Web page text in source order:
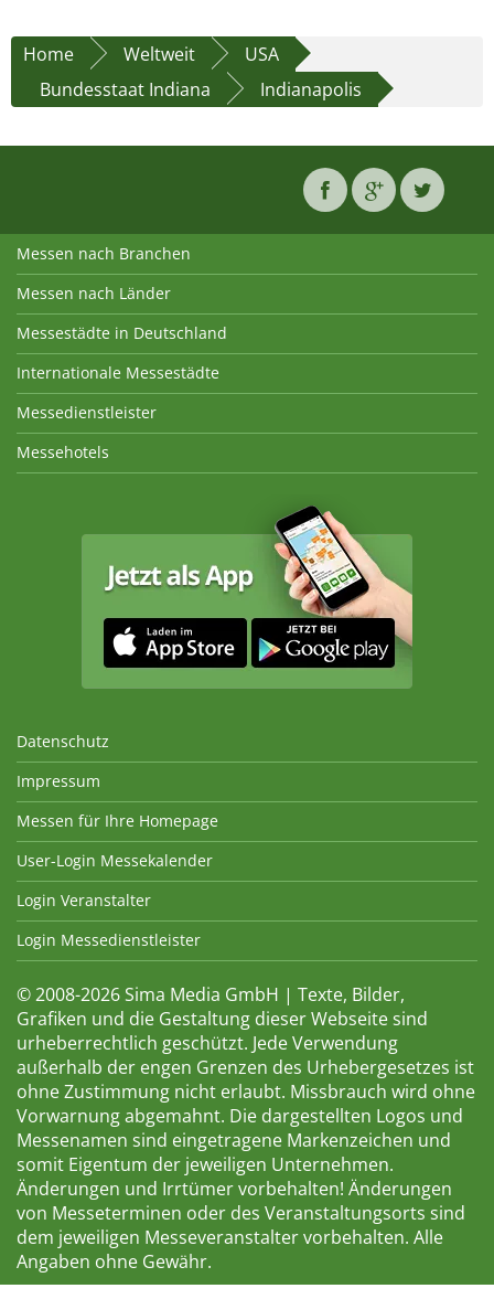
Home Weltweit
USA
Bundesstaat Indiana
Indianapolis
Messen nach Branchen
Messen nach Länder
Messestädte in Deutschland
Internationale Messestädte
Messedienstleister
Messehotels
Datenschutz
Impressum
Messen für Ihre Homepage
User-Login Messekalender
Login Veranstalter
Login Messedienstleister
© 2008-2026 Sima Media GmbH | Texte, Bilder,
Grafiken und die Gestaltung dieser Webseite sind
urheberrechtlich geschützt. Jede Verwendung
außerhalb der engen Grenzen des Urhebergesetzes ist
ohne Zustimmung nicht erlaubt. Missbrauch wird ohne
Vorwarnung abgemahnt. Die dargestellten Logos und
Messenamen sind eingetragene Markenzeichen und
somit Eigentum der jeweiligen Unternehmen.
Änderungen und Irrtümer vorbehalten! Änderungen
von Messeterminen oder des Veranstaltungsorts sind
dem jeweiligen Messeveranstalter vorbehalten. Alle
Angaben ohne Gewähr.